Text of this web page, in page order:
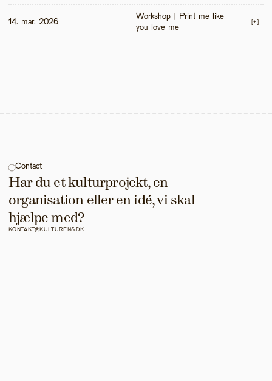
14. mar. 2026
Workshop | Print me like
you love me
[+]
Contact
Har du et kulturprojekt, en
organisation eller en idé, vi skal
hjælpe med?
KONTAKT@KULTURENS.DK